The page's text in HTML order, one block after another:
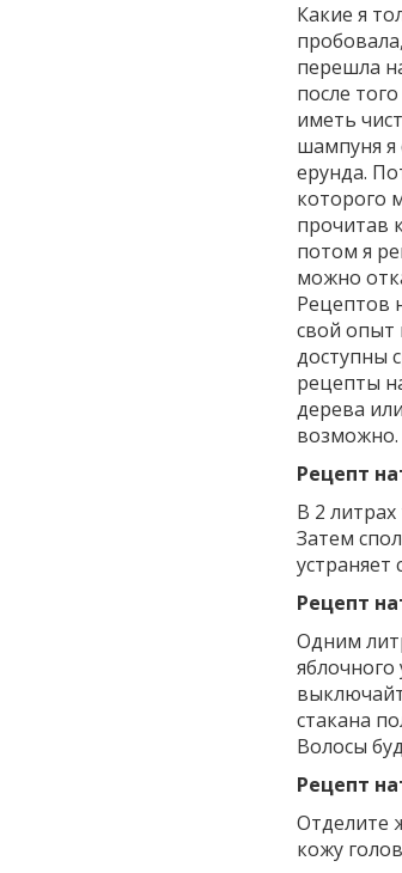
Какие я
перешла
после
иметь
шампуня я
ерунда.
которого
прочитав
потом я
можно
Рецептов
свой опыт
доступны
рецепты
дерева
возможно.
Рецепт
В 2
Затем
устраняет
Рецепт
Одним
стакана
Волосы
Рецепт
Отделите
кожу